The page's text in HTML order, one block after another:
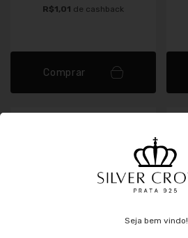
R$1,01 de cashback
Comprar
Seja bem vindo!